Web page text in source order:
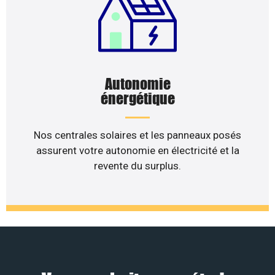
Autonomie
énergétique
Nos centrales solaires et les panneaux posés
assurent votre autonomie en électricité et la
revente du surplus.